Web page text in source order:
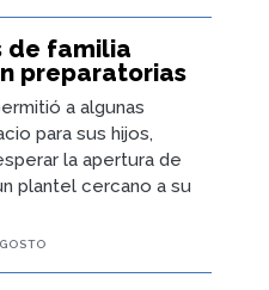
de familia
preparatorias
a algunas
para sus hijos,
la apertura de
plantel cercano a su